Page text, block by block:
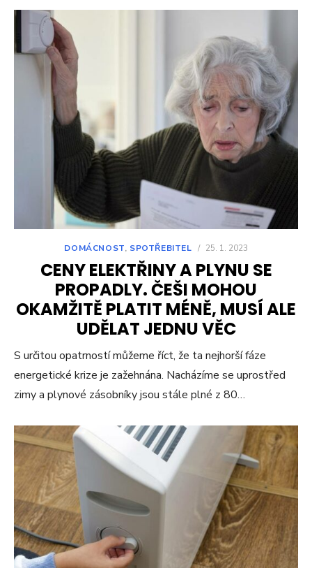
DOMÁCNOST, SPOTŘEBITEL / 25. 1. 2023
CENY ELEKTŘINY A PLYNU SE
PROPADLY. ČEŠI MOHOU
OKAMŽITĚ PLATIT MÉNĚ, MUSÍ ALE
UDĚLAT JEDNU VĚC
S určitou opatrností můžeme říct, že ta nejhorší fáze
energetické krize je zažehnána. Nacházíme se uprostřed
zimy a plynové zásobníky jsou stále plné z 80…